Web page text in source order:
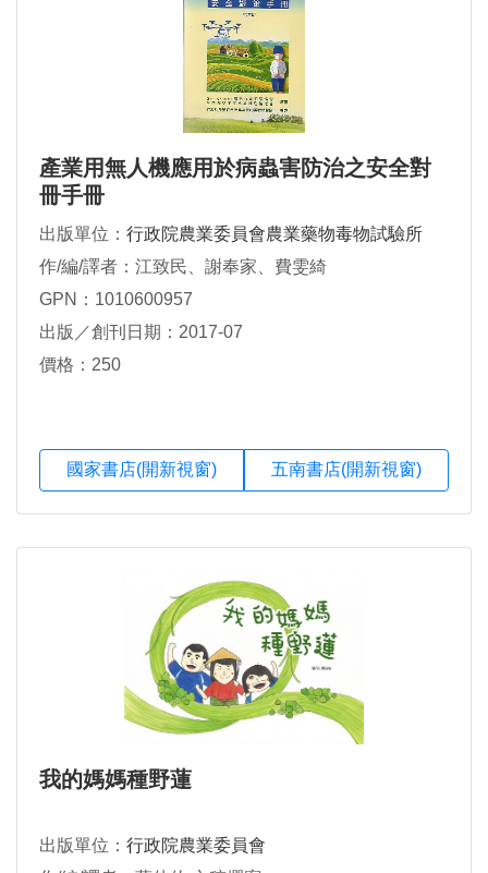
產業用無人機應用於病蟲害防治之安全對
冊手冊
出版單位： 行政院農業委員會農業藥物毒物試驗所
作/編/譯者：江致民、謝奉家、費雯綺
GPN：1010600957
出版／創刊日期：2017-07
價格：250
國家書店(開新視窗) 五南書店(開新視窗)
我的媽媽種野蓮
出版單位： 行政院農業委員會